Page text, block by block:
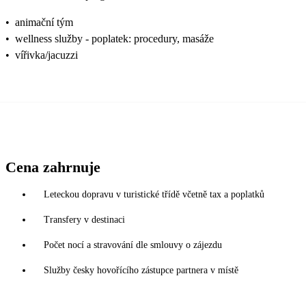
• animační tým
• wellness služby - poplatek: procedury, masáže
• vířivka/jacuzzi
Cena zahrnuje
Leteckou dopravu v turistické třídě včetně tax a poplatků
Transfery v destinaci
Počet nocí a stravování dle smlouvy o zájezdu
Služby česky hovořícího zástupce partnera v místě